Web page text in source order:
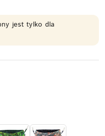
jest tylko dla